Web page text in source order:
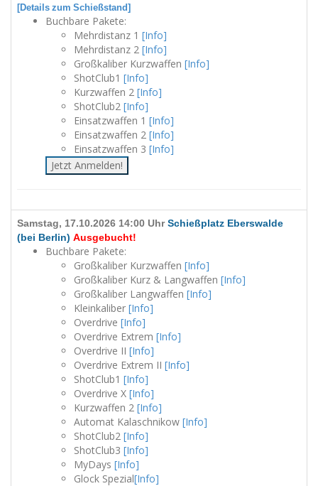
[Details zum Schießstand]
Buchbare Pakete:
Mehrdistanz 1 [Info]
Mehrdistanz 2 [Info]
Großkaliber Kurzwaffen [Info]
ShotClub1 [Info]
Kurzwaffen 2 [Info]
ShotClub2 [Info]
Einsatzwaffen 1 [Info]
Einsatzwaffen 2 [Info]
Einsatzwaffen 3 [Info]
Jetzt Anmelden!
Samstag, 17.10.2026 14:00 Uhr Schießplatz Eberswalde
(bei Berlin) Ausgebucht!
Buchbare Pakete:
Großkaliber Kurzwaffen [Info]
Großkaliber Kurz & Langwaffen [Info]
Großkaliber Langwaffen [Info]
Kleinkaliber [Info]
Overdrive [Info]
Overdrive Extrem [Info]
Overdrive II [Info]
Overdrive Extrem II [Info]
ShotClub1 [Info]
Overdrive X [Info]
Kurzwaffen 2 [Info]
Automat Kalaschnikow [Info]
ShotClub2 [Info]
ShotClub3 [Info]
MyDays [Info]
Glock Spezial[Info]